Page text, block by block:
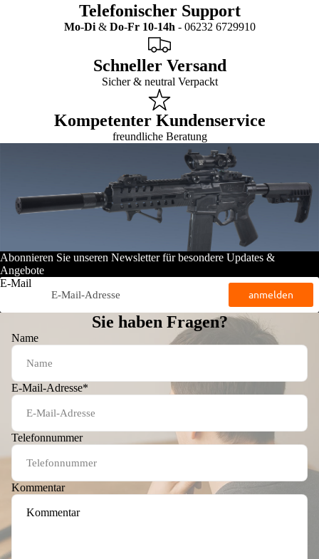
Telefonischer Support
Mo-Di& Do-Fr 10-14h - 06232 6729910
Schneller Versand
Sicher & neutral Verpackt
Kompetenter Kundenservice
freundliche Beratung
Abonnieren Sie unseren Newsletter für besondere Updates &
Angebote
E-Mail
anmelden
Sie haben Fragen?
Name
E-Mail-Adresse*
Telefonnummer
Kommentar